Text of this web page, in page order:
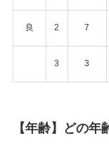
良 2 7
3 3
【年齢】どの年